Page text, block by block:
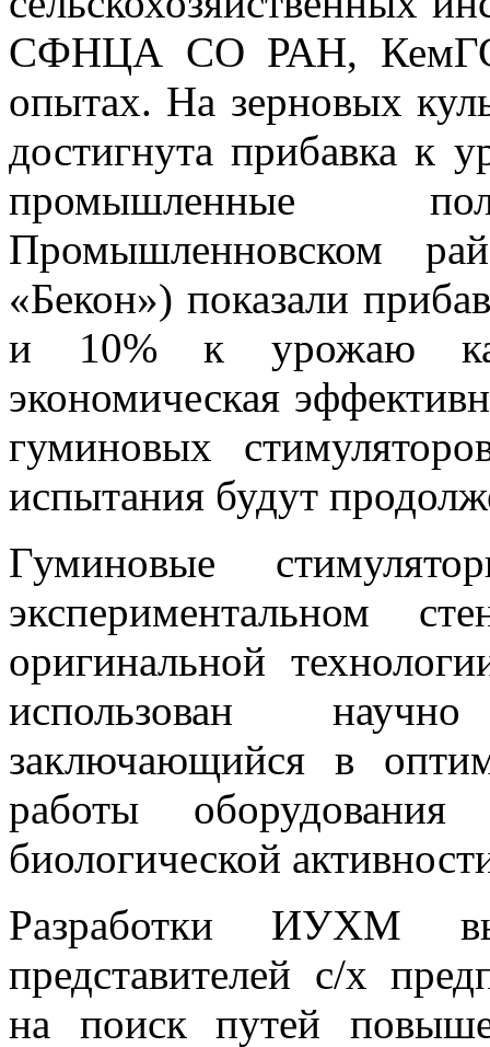
СФНЦА СО РАН,
опытах. На зерновых
достигнута прибавка к
промышленные
Промышленновском
«Бекон») показали
и 10% к урожаю
экономическая
гуминовых
испытания будут
Гуминовые
экспериментальном
оригинальной
использован
заключающийся в
работы
биологической
Разработки ИУХМ
представителей с/х
на поиск путей